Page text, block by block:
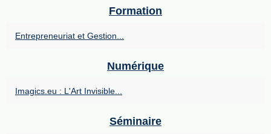
Formation
Entrepreneuriat et Gestion...
Numérique
Imagics.eu : L'Art Invisible...
Séminaire